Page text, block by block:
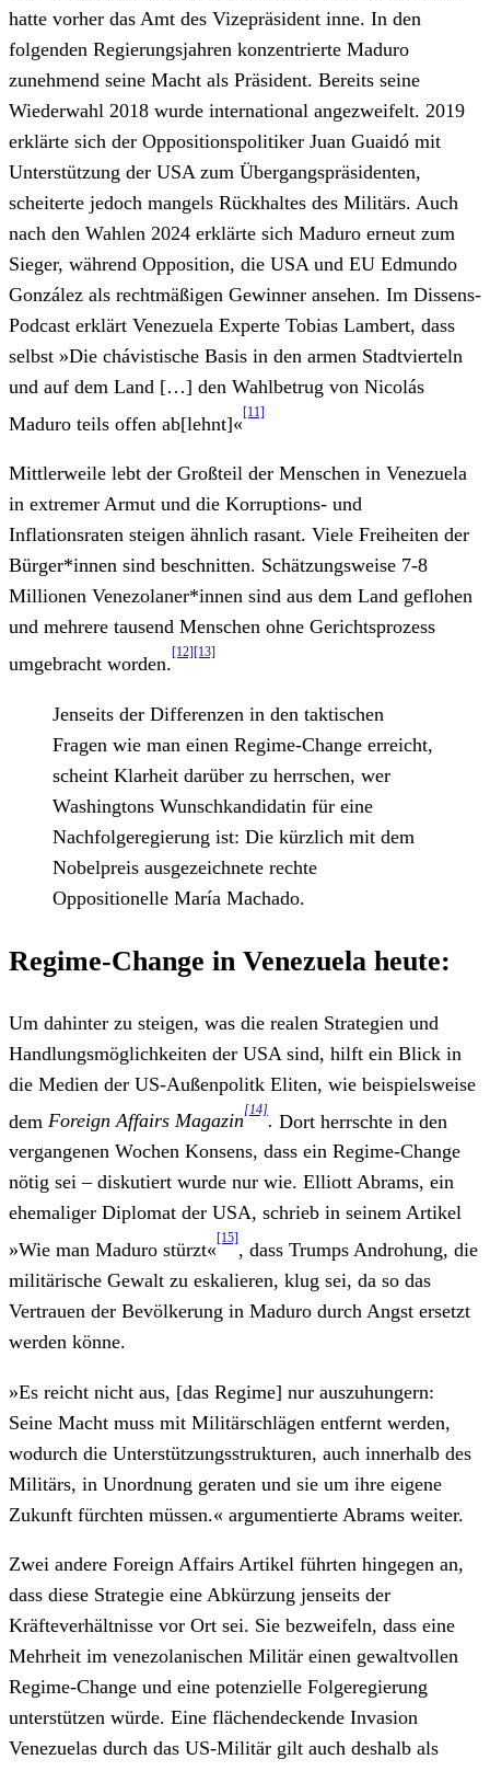
hatte vorher das Amt des Vizepräsident inne. In den
folgenden Regierungsjahren konzentrierte Maduro
zunehmend seine Macht als Präsident. Bereits seine
Wiederwahl 2018 wurde international angezweifelt. 2019
erklärte sich der Oppositionspolitiker Juan Guaidó mit
Unterstützung der USA zum Übergangspräsidenten,
scheiterte jedoch mangels Rückhaltes des Militärs. Auch
nach den Wahlen 2024 erklärte sich Maduro erneut zum
Sieger, während Opposition, die USA und EU Edmundo
González als rechtmäßigen Gewinner ansehen. Im Dissens-
Podcast erklärt Venezuela Experte Tobias Lambert, dass
selbst »Die chávistische Basis in den armen Stadtvierteln
und auf dem Land […] den Wahlbetrug von Nicolás
Maduro teils offen ab[lehnt]«
[11]
Mittlerweile lebt der Großteil der Menschen in Venezuela
in extremer Armut und die Korruptions- und
Inflationsraten steigen ähnlich rasant. Viele Freiheiten der
Bürger*innen sind beschnitten. Schätzungsweise 7-8
Millionen Venezolaner*innen sind aus dem Land geflohen
und mehrere tausend Menschen ohne Gerichtsprozess
umgebracht worden.
[12][13]
Jenseits der Differenzen in den taktischen
Fragen wie man einen Regime-Change erreicht,
scheint Klarheit darüber zu herrschen, wer
Washingtons Wunschkandidatin für eine
Nachfolgeregierung ist: Die kürzlich mit dem
Nobelpreis ausgezeichnete rechte
Oppositionelle María Machado.
Regime-Change in Venezuela heute:
Um dahinter zu steigen, was die realen Strategien und
Handlungsmöglichkeiten der USA sind, hilft ein Blick in
die Medien der US-Außenpolitk Eliten, wie beispielsweise
dem Foreign Affairs Magazin
[14]
. Dort herrschte in den
vergangenen Wochen Konsens, dass ein Regime-Change
nötig sei – diskutiert wurde nur wie. Elliott Abrams, ein
ehemaliger Diplomat der USA, schrieb in seinem Artikel
»Wie man Maduro stürzt«
[15]
, dass Trumps Androhung, die
militärische Gewalt zu eskalieren, klug sei, da so das
Vertrauen der Bevölkerung in Maduro durch Angst ersetzt
werden könne.
»Es reicht nicht aus, [das Regime] nur auszuhungern:
Seine Macht muss mit Militärschlägen entfernt werden,
wodurch die Unterstützungsstrukturen, auch innerhalb des
Militärs, in Unordnung geraten und sie um ihre eigene
Zukunft fürchten müssen.« argumentierte Abrams weiter.
Zwei andere Foreign Affairs Artikel führten hingegen an,
dass diese Strategie eine Abkürzung jenseits der
Kräfteverhältnisse vor Ort sei. Sie bezweifeln, dass eine
Mehrheit im venezolanischen Militär einen gewaltvollen
Regime-Change und eine potenzielle Folgeregierung
unterstützen würde. Eine flächendeckende Invasion
Venezuelas durch das US-Militär gilt auch deshalb als